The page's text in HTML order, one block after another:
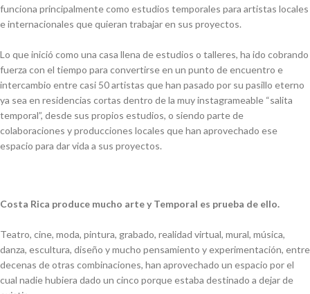
funciona principalmente como estudios temporales para artistas locales
e internacionales que quieran trabajar en sus proyectos.
Lo que inició como una casa llena de estudios o talleres, ha ido cobrando
fuerza con el tiempo para convertirse en un punto de encuentro e
intercambio entre casi 50 artistas que han pasado por su pasillo eterno
ya sea en residencias cortas dentro de la muyinstagrameable “salita
temporal”, desde sus propios estudios, o siendo parte de
colaboraciones y producciones locales que han aprovechado ese
espacio para dar vida a sus proyectos.
Costa Rica produce mucho arte y Temporal es prueba de ello.
Teatro, cine, moda, pintura, grabado, realidad virtual, mural, música,
danza, escultura, diseño y mucho pensamiento y experimentación, entre
decenas de otras combinaciones, han aprovechado un espacio por el
cual nadie hubiera dado un cinco porque estaba destinado a dejar de